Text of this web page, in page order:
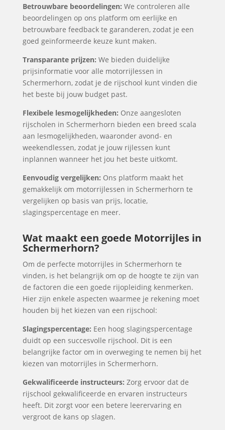
Betrouwbare beoordelingen: We controleren alle
beoordelingen op ons platform om eerlijke en
betrouwbare feedback te garanderen, zodat je een
goed geïnformeerde keuze kunt maken.
Transparante prijzen: We bieden duidelijke
prijsinformatie voor alle motorrijlessen in
Schermerhorn, zodat je de rijschool kunt vinden die
het beste bij jouw budget past.
Flexibele lesmogelijkheden: Onze aangesloten
rijscholen in Schermerhorn bieden een breed scala
aan lesmogelijkheden, waaronder avond- en
weekendlessen, zodat je jouw rijlessen kunt
inplannen wanneer het jou het beste uitkomt.
Eenvoudig vergelijken: Ons platform maakt het
gemakkelijk om motorrijlessen in Schermerhorn te
vergelijken op basis van prijs, locatie,
slagingspercentage en meer.
Wat maakt een goede Motorrijles in
Schermerhorn?
Om de perfecte motorrijles in Schermerhorn te
vinden, is het belangrijk om op de hoogte te zijn van
de factoren die een goede rijopleiding kenmerken.
Hier zijn enkele aspecten waarmee je rekening moet
houden bij het kiezen van een rijschool:
Slagingspercentage: Een hoog slagingspercentage
duidt op een succesvolle rijschool. Dit is een
belangrijke factor om in overweging te nemen bij het
kiezen van motorrijles in Schermerhorn.
Gekwalificeerde instructeurs: Zorg ervoor dat de
rijschool gekwalificeerde en ervaren instructeurs
heeft. Dit zorgt voor een betere leerervaring en
vergroot de kans op slagen.